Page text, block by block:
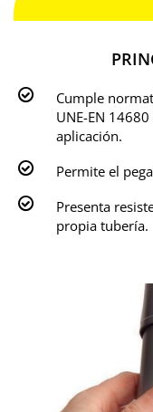
Cumple
UNE-EN
aplicación.
Permite el
Presenta
propia tubería.